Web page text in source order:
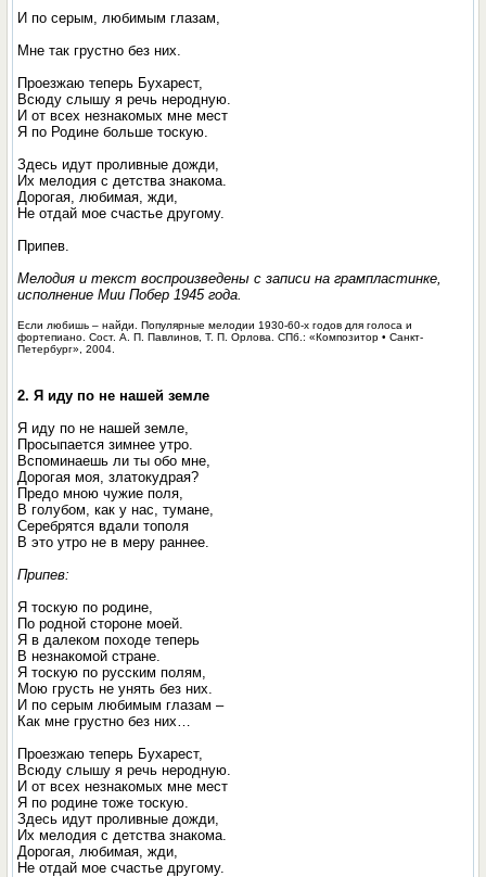
И по серым, любимым глазам,
Мне так грустно без них.
Проезжаю теперь Бухарест,
Всюду слышу я речь неродную.
И от всех незнакомых мне мест
Я по Родине больше тоскую.
Здесь идут проливные дожди,
Их мелодия с детства знакома.
Дорогая, любимая, жди,
Не отдай мое счастье другому.
Припев.
Мелодия и текст воспроизведены с записи на грампластинке,
исполнение Мии Побер 1945 года.
Если любишь – найди. Популярные мелодии 1930-60-х годов для голоса и
фортепиано. Сост. А. П. Павлинов, Т. П. Орлова. СПб.: «Композитор • Санкт-
Петербург», 2004.
2. Я иду по не нашей земле
Я иду по не нашей земле,
Просыпается зимнее утро.
Вспоминаешь ли ты обо мне,
Дорогая моя, златокудрая?
Предо мною чужие поля,
В голубом, как у нас, тумане,
Серебрятся вдали тополя
В это утро не в меру раннее.
Припев:
Я тоскую по родине,
По родной стороне моей.
Я в далеком походе теперь
В незнакомой стране.
Я тоскую по русским полям,
Мою грусть не унять без них.
И по серым любимым глазам –
Как мне грустно без них…
Проезжаю теперь Бухарест,
Всюду слышу я речь неродную.
И от всех незнакомых мне мест
Я по родине тоже тоскую.
Здесь идут проливные дожди,
Их мелодия с детства знакома.
Дорогая, любимая, жди,
Не отдай мое счастье другому.